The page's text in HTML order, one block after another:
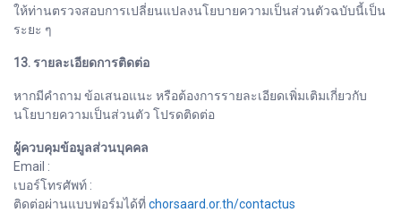
ให้ท่านตรวจสอบการเปลี่ยนแปลงนโยบายความเป็นส่วนตัวฉบับนี้เป็น
ระยะ ๆ
13. รายละเอียดการติดต่อ
หากมีคำถาม ข้อเสนอแนะ หรือต้องการรายละเอียดเพิ่มเติมเกี่ยวกับ
นโยบายความเป็นส่วนตัว โปรดติดต่อ
ผู้ควบคุมข้อมูลส่วนบุคคล
Email :
เบอร์โทรศัพท์ :
ติดต่อผ่านแบบฟอร์มได้ที่chorsaard.or.th/contactus